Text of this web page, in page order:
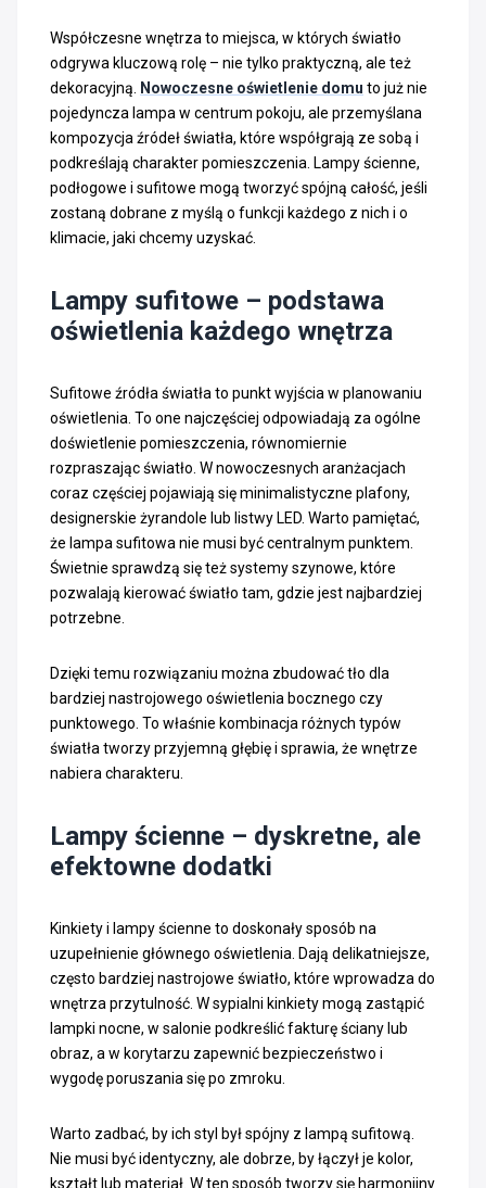
Współczesne wnętrza to miejsca, w których światło
odgrywa kluczową rolę – nie tylko praktyczną, ale też
dekoracyjną. Nowoczesne oświetlenie domu to już nie
pojedyncza lampa w centrum pokoju, ale przemyślana
kompozycja źródeł światła, które współgrają ze sobą i
podkreślają charakter pomieszczenia. Lampy ścienne,
podłogowe i sufitowe mogą tworzyć spójną całość, jeśli
zostaną dobrane z myślą o funkcji każdego z nich i o
klimacie, jaki chcemy uzyskać.
Lampy sufitowe – podstawa
oświetlenia każdego wnętrza
Sufitowe źródła światła to punkt wyjścia w planowaniu
oświetlenia. To one najczęściej odpowiadają za ogólne
doświetlenie pomieszczenia, równomiernie
rozpraszając światło. W nowoczesnych aranżacjach
coraz częściej pojawiają się minimalistyczne plafony,
designerskie żyrandole lub listwy LED. Warto pamiętać,
że lampa sufitowa nie musi być centralnym punktem.
Świetnie sprawdzą się też systemy szynowe, które
pozwalają kierować światło tam, gdzie jest najbardziej
potrzebne.
Dzięki temu rozwiązaniu można zbudować tło dla
bardziej nastrojowego oświetlenia bocznego czy
punktowego. To właśnie kombinacja różnych typów
światła tworzy przyjemną głębię i sprawia, że wnętrze
nabiera charakteru.
Lampy ścienne – dyskretne, ale
efektowne dodatki
Kinkiety i lampy ścienne to doskonały sposób na
uzupełnienie głównego oświetlenia. Dają delikatniejsze,
często bardziej nastrojowe światło, które wprowadza do
wnętrza przytulność. W sypialni kinkiety mogą zastąpić
lampki nocne, w salonie podkreślić fakturę ściany lub
obraz, a w korytarzu zapewnić bezpieczeństwo i
wygodę poruszania się po zmroku.
Warto zadbać, by ich styl był spójny z lampą sufitową.
Nie musi być identyczny, ale dobrze, by łączył je kolor,
kształt lub materiał. W ten sposób tworzy się harmonijny